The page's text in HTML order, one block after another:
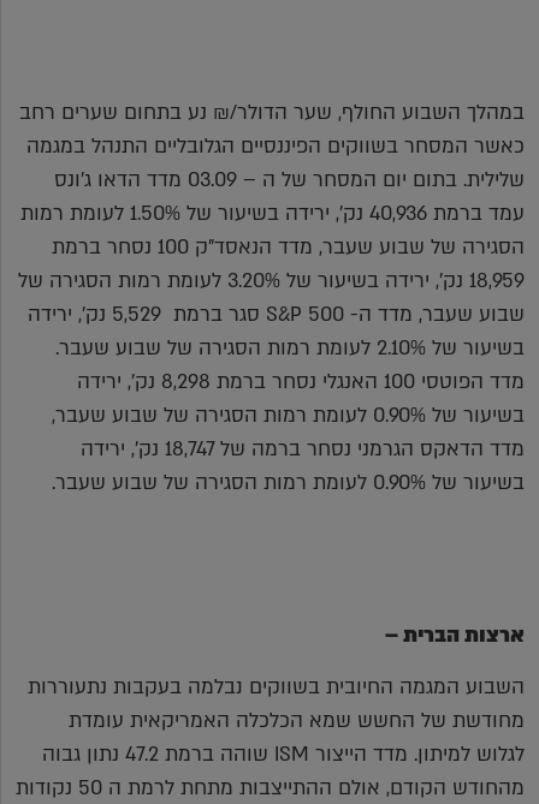
במהלך השבוע החולף, שער הדולר/₪ נע בתחום שערים רחב
כאשר המסחר בשווקים הפיננסיים הגלובליים התנהל במגמה
שלילית. בתום יום המסחר של ה – 03.09 מדד הדאו ג'ונס
עמד ברמת 40,936 נק', ירידה בשיעור של 1.50% לעומת רמות
הסגירה של שבוע שעבר, מדד הנאסד"ק 100 נסחר ברמת
18,959 נק', ירידה בשיעור של 3.20% לעומת רמות הסגירה של
שבוע שעבר, מדד ה- S&P 500 סגר ברמת 5,529 נק', ירידה
בשיעור של 2.10% לעומת רמות הסגירה של שבוע שעבר.
מדד הפוטסי 100 האנגלי נסחר ברמת 8,298 נק', ירידה
בשיעור של 0.90% לעומת רמות הסגירה של שבוע שעבר,
מדד הדאקס הגרמני נסחר ברמה של 18,747 נק', ירידה
בשיעור של 0.90% לעומת רמות הסגירה של שבוע שעבר.
ארצות הברית –
השבוע המגמה החיובית בשווקים נבלמה בעקבות נתעוררות
מחודשת של החשש שמא הכלכלה האמריקאית עומדת
לגלוש למיתון. מדד הייצור ISM שוהה ברמת 47.2 נתון גבוה
מהחודש הקודם, אולם ההתייצבות מתחת לרמת ה 50 נקודות